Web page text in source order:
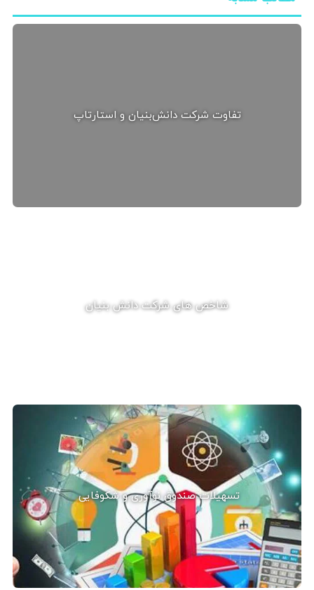
تفاوت شرکت دانش‌بنیان و استارتاپ
شاخص های شرکت دانش بنیان
تسهیلات صندوق نوآوری و شکوفایی